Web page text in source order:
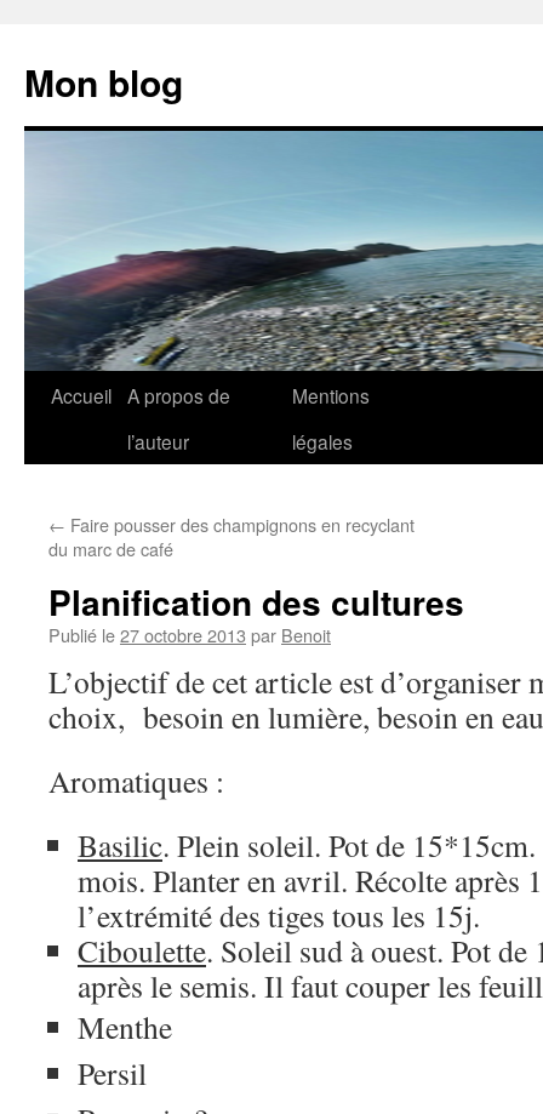
contenu
Mon blog
Accueil A propos de
l’auteur
Mentions
légales
← Faire pousser des champignons en recyclant
du marc de café
Planification des cultures
Publié le27 octobre 2013 par Benoit
L’objectif de cet article est d’organiser
choix, besoin en lumière, besoin en
Aromatiques :
Basilic. Plein soleil. Pot de
mois. Planter en avril. Récolte après
l’extrémité des tiges tous les 15j.
Ciboulette. Soleil sud à ouest. Pot
après le semis. Il faut couper les
Menthe
Persil